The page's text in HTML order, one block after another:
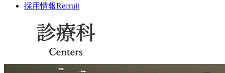
採用情報Recruit